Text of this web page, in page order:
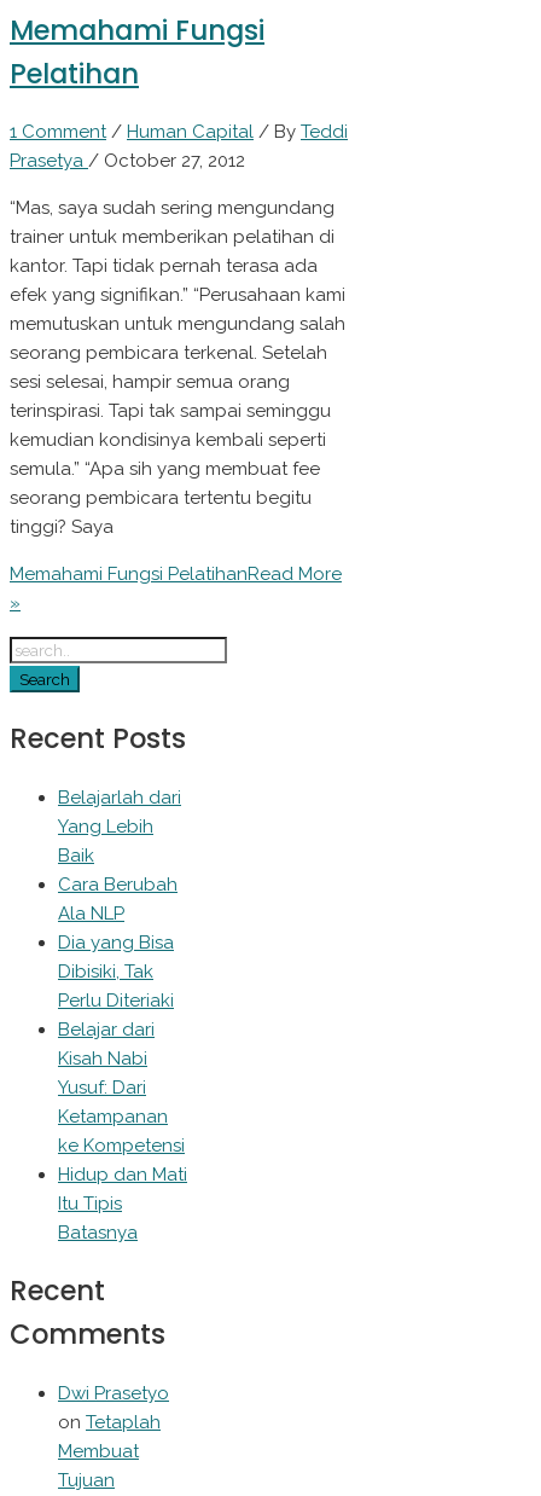
Memahami Fungsi
Pelatihan
1 Comment / Human Capital / By Teddi
Prasetya / October 27, 2012
“Mas, saya sudah sering mengundang
trainer untuk memberikan pelatihan di
kantor. Tapi tidak pernah terasa ada
efek yang signifikan.” “Perusahaan kami
memutuskan untuk mengundang salah
seorang pembicara terkenal. Setelah
sesi selesai, hampir semua orang
terinspirasi. Tapi tak sampai seminggu
kemudian kondisinya kembali seperti
semula.” “Apa sih yang membuat fee
seorang pembicara tertentu begitu
tinggi? Saya
Memahami Fungsi PelatihanRead More
»
Recent Posts
Belajarlah dari
Yang Lebih
Baik
Cara Berubah
Ala NLP
Dia yang Bisa
Dibisiki, Tak
Perlu Diteriaki
Belajar dari
Kisah Nabi
Yusuf: Dari
Ketampanan
ke Kompetensi
Hidup dan Mati
Itu Tipis
Batasnya
Recent
Comments
Dwi Prasetyo
on Tetaplah
Membuat
Tujuan